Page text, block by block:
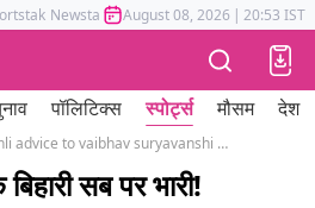
Newstak Mumbai Tak Astrotak
August 08, 2026 | 20:53 IST
पॉलिटिक्स स्पोर्ट्स मौसम देश
virat kohli advice to vaibhav suryavanshi ipl final night reveals
सब पर भारी!